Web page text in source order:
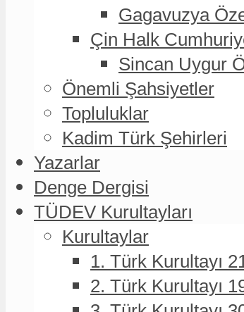
Gagavuzya
Çin Halk
Sincan Uygur
Önemli Şahsiyetler
Topluluklar
Kadim Türk Şehirleri
Yazarlar
Denge Dergisi
TÜDEV Kurultayları
Kurultaylar
1. Türk Kurultayı
2. Türk Kurultayı